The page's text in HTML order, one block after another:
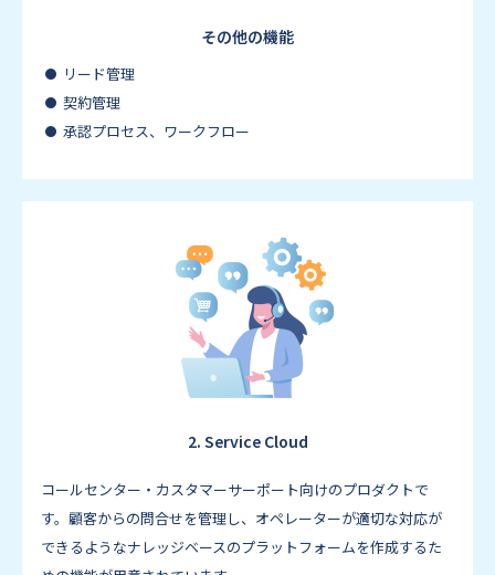
その他の機能
リード管理
契約管理
承認プロセス、ワークフロー
2. Service Cloud
コールセンター・カスタマーサーポート向けのプロダクトで
す。顧客からの問合せを管理し、オペレーターが適切な対応が
できるようなナレッジベースのプラットフォームを作成するた